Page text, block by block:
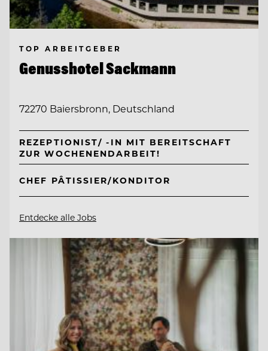
TOP ARBEITGEBER
Genusshotel Sackmann
72270 Baiersbronn, Deutschland
REZEPTIONIST/ -IN MIT BEREITSCHAFT
ZUR WOCHENENDARBEIT!
CHEF PÂTISSIER/KONDITOR
Entdecke alle Jobs